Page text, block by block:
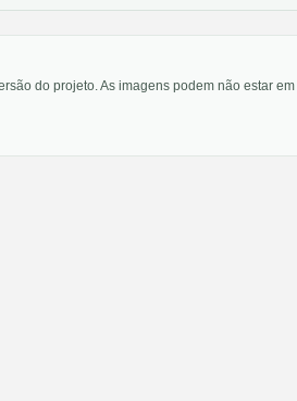
do projeto. As imagens podem não estar